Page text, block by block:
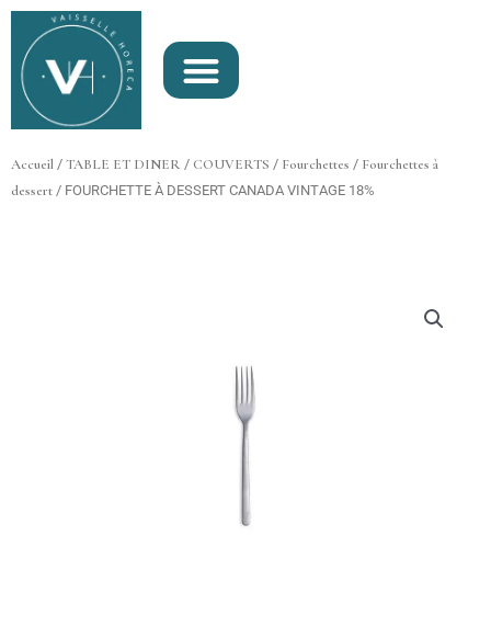
Aller
contenu
Accueil / TABLE ET DINER / COUVERTS / Fourchettes / Fourchettes à
dessert / FOURCHETTE À DESSERT CANADA VINTAGE 18%